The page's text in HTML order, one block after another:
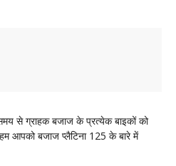
से ग्राहक बजाज के प्रत्येक बाइकों को
बजाज प्लैटिना 125 के बारे में